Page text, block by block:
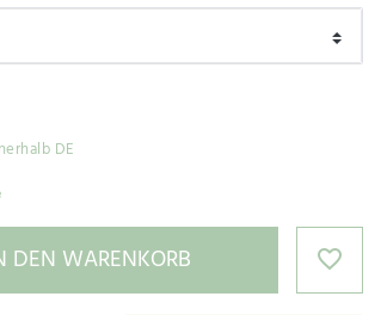
DE
DEN WARENKORB